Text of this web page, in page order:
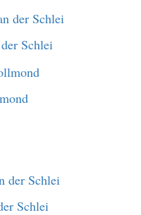
Schlei
Schlei